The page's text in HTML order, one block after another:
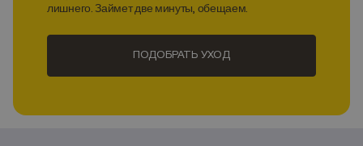
лишнего. Займет две минуты, обещаем.
ПОДОБРАТЬ УХОД